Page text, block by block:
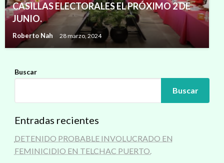
CASILLAS ELECTORALES EL PRÓXIMO 2 DE
JUNIO.
Roberto Nah 28 marzo, 2024
Buscar
Buscar
Entradas recientes
DETENIDO PROBABLE INVOLUCRADO EN
FEMINICIDIO EN TELCHAC PUERTO.